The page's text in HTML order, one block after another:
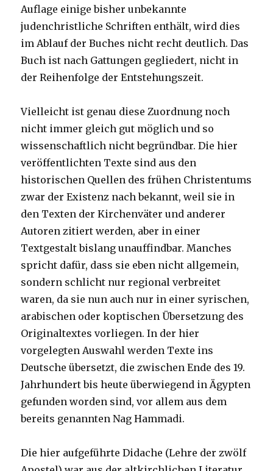
Auflage einige bisher unbekannte
judenchristliche Schriften enthält, wird dies
im Ablauf der Buches nicht recht deutlich. Das
Buch ist nach Gattungen gegliedert, nicht in
der Reihenfolge der Entstehungszeit.
Vielleicht ist genau diese Zuordnung noch
nicht immer gleich gut möglich und so
wissenschaftlich nicht begründbar. Die hier
veröffentlichten Texte sind aus den
historischen Quellen des frühen Christentums
zwar der Existenz nach bekannt, weil sie in
den Texten der Kirchenväter und anderer
Autoren zitiert werden, aber in einer
Textgestalt bislang unauffindbar. Manches
spricht dafür, dass sie eben nicht allgemein,
sondern schlicht nur regional verbreitet
waren, da sie nun auch nur in einer syrischen,
arabischen oder koptischen Übersetzung des
Originaltextes vorliegen. In der hier
vorgelegten Auswahl werden Texte ins
Deutsche übersetzt, die zwischen Ende des 19.
Jahrhundert bis heute überwiegend in Ägypten
gefunden worden sind, vor allem aus dem
bereits genannten Nag Hammadi.
Die hier aufgeführte Didache (Lehre der zwölf